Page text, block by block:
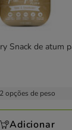
Snack de atum
2 opções de peso
Adicionar